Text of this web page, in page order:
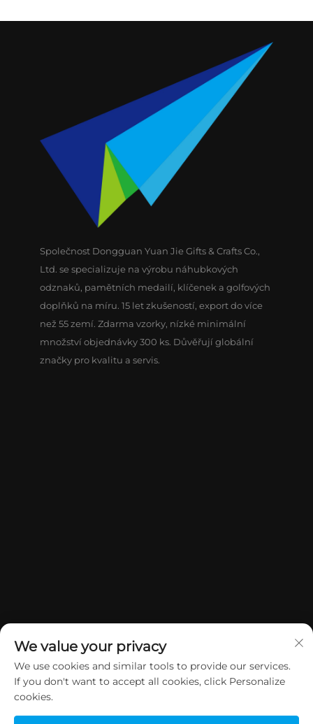
Společnost Dongguan Yuan Jie Gifts & Crafts Co.,
Ltd. se specializuje na výrobu náhubkových
odznaků, pamětních medailí, klíčenek a golfových
doplňků na míru. 15 let zkušeností, export do více
než 55 zemí. Zdarma vzorky, nízké minimální
množství objednávky 300 ks. Důvěřují globální
značky pro kvalitu a servis.
Copyright © 2026 China Dongguan Yuan Jie Gifts & Crafts Co., Ltd.
We value your privacy
We use cookies and similar tools to provide our services.
If you don't want to accept all cookies, click Personalize
cookies.